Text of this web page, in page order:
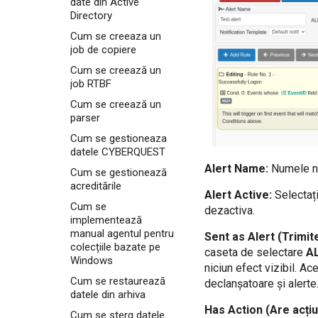
Address on port 5140
UDP
How to configure
GravityZone to send
Address on port 5140
UDP
How to configure IPS
FireEye to send logs
to CQ Server IP
Address on port 5140
UDP
How to configure
Linux server to send
logs to CQ Server IP
UDP
How to configure
Linux server to read
custom log files with
rsyslog
How to configure
NGNIX to send logs to
How to collect data
Log
How to collect data
on Windows System
Log
How to connect to CQ
Threat Intelligence
Active Directory
How to create
Backups
How to create a Copy
How to create a DTS
Alert
How to create a
MariaDB cluster for
operation
How to create a RTBF
job
Directory
Cum se creeaza un
job de copiere
Cum se creează un
job RTBF
Cum se creează un
parser
Cum se gestioneaza
datele CYBERQUEST
Cum se gestionează
acreditările
Cum se
implementează
manual agentul pentru
colecțiile bazate pe
Windows
Cum se restaurează
datele din arhiva
Cum se sterg datele
Alert Name: Numele
Alert Active:
dezactiva.
Sent as Alert
caseta de selectare
niciun efect vizibil.
declanșatoare și alerte.
Has Action (Are